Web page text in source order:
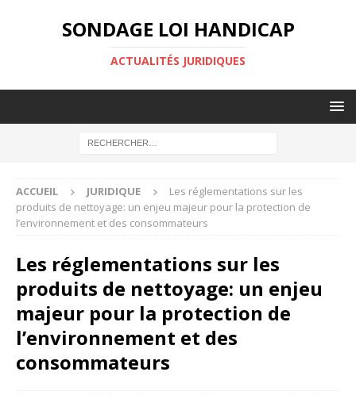
SONDAGE LOI HANDICAP
ACTUALITÉS JURIDIQUES
ACCUEIL JURIDIQUE
Les réglementations sur les
produits de nettoyage: un enjeu majeur pour la protection de
l’environnement et des consommateurs
Les réglementations sur les
produits de nettoyage: un enjeu
majeur pour la protection de
l’environnement et des
consommateurs